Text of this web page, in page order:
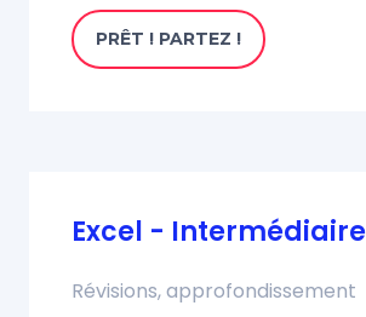
PRÊT ! PARTEZ !
Excel - Intermédiaire
Révisions, approfondissement